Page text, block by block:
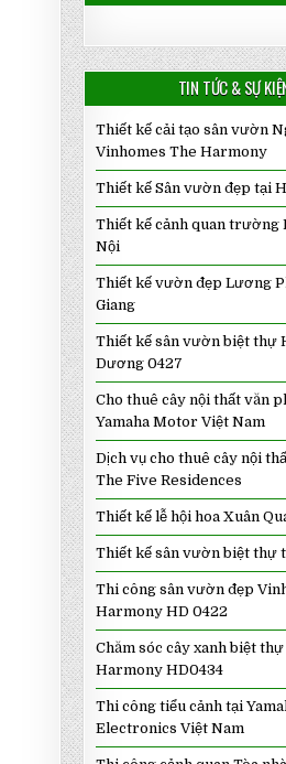
TIN TỨC & SỰ
Thiết kế cải tạo sân vườn
Vinhomes The Harmony
Thiết kế Sân vườn đẹp tại
Thiết kế cảnh quan trường
Nội
Thiết kế vườn đẹp Lương
Giang
Thiết kế sân vườn biệt thự
Dương 0427
Cho thuê cây nội thất văn
Yamaha Motor Việt Nam
Dịch vụ cho thuê cây nội
The Five Residences
Thiết kế lễ hội hoa Xuân
Thiết kế sân vườn biệt thự
Thi công sân vườn đẹp
Harmony HD 0422
Chăm sóc cây xanh biệt
Harmony HD0434
Thi công tiểu cảnh tại
Electronics Việt Nam